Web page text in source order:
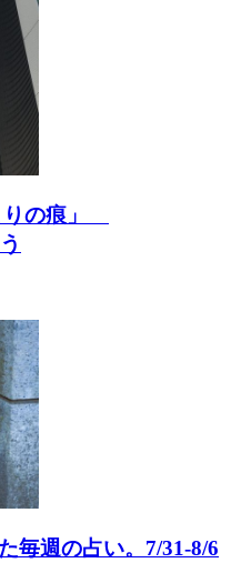
りの痕」
毎週の占い。7/31-8/6